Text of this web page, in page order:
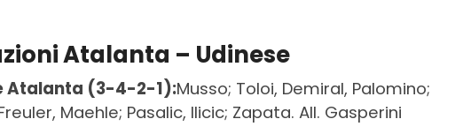
Atalanta – Udinese
Atalanta (3-4-2-1):Musso; Toloi, Demiral, Palomino;
Maehle; Pasalic, Ilicic; Zapata. All. Gasperini